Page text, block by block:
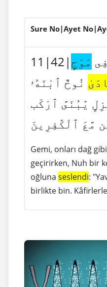
Sure No|Ayet
مَوْجٍ
نُوحٌ ٱبْنَهُۥ
يَٰبُنَىَّ ٱرْكَب
مَّعَ ٱلْكَٰفِرِينَ
Gemi, onları dağ gibi
geçirirken, Nuh bir
oğluna seslendi:
birlikte bin.